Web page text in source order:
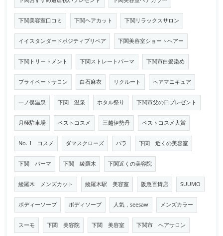
下関美容室口コミ 下関ヘアカット 下関リラックスサロン
イイスタンダードポジティブリペア 下関美容室ショートヘアー
下関トリートメント 下関ストレートパーマ 下関市白髪染め
プライベートサロン 白石麻衣 リクルート ヘアマニキュア
一ノ俣温泉 下関 温泉 ホタル祭り 下関市父の日プレゼント
月極駐車場 ベストコスメ 三越伊勢丹 ベストコスメ大賞
No. 1 コスメ ダマスクローズ バラ 下関 近くの美容室
下関 パーマ 下関 綾羅木 下関近くの美容院
綾羅木 メンズカット 綾羅木駅 美容室 阪急百貨店 SUUMO
ボディーソープ ボディソープ 人気，seesaw メンズカラー
スーモ 下関 美容院 下関 美容室 下関市 ヘアサロン